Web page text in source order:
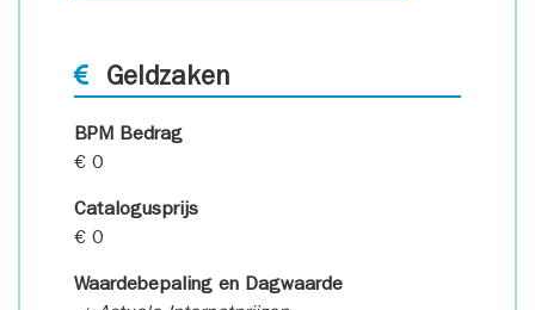
Geldzaken
BPM Bedrag
€ 0
Catalogusprijs
€ 0
Waardebepaling en Dagwaarde